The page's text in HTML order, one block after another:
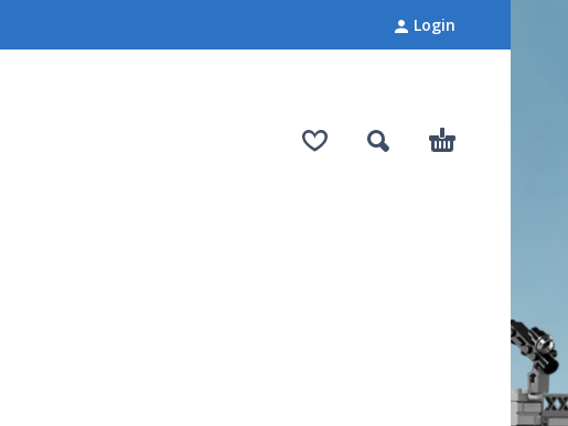
Login